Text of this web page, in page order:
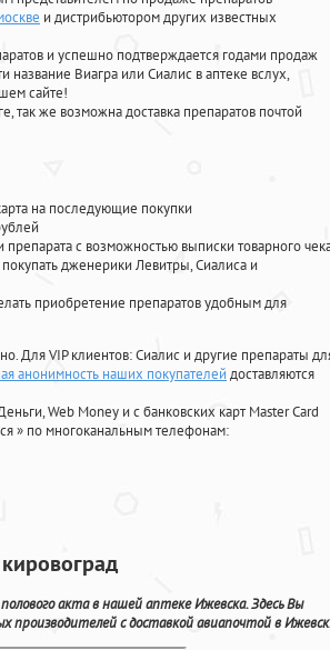
и дистрибьютором других известных
и успешно подтверждается годами продаж
Виагра или Сиалис в аптеке вслух,
сайте!
так же возможна доставка препаратов почтой
на последующие покупки
с возможностью выписки товарного
дженерики Левитры, Сиалиса и
приобретение препаратов удобным для
Для VIP клиентов: Сиалис и другие препараты
анонимность наших покупателей доставляются
Web Money и с банковских карт Master Card
» по многоканальным телефонам:
акта в нашей аптеке Ижевска. Здесь Вы
с доставкой авиапочтой в